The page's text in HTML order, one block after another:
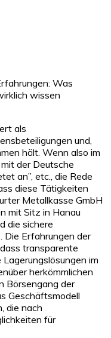
als
und,
hält. Wenn also im
der Deutsche
an”, etc., die Rede
diese Tätigkeiten
Metallkasse GmbH
mit Sitz in Hanau
die sichere
Die Erfahrungen der
transparente
im
herkömmlichen
Börsengang der
Geschäftsmodell
die nach
für